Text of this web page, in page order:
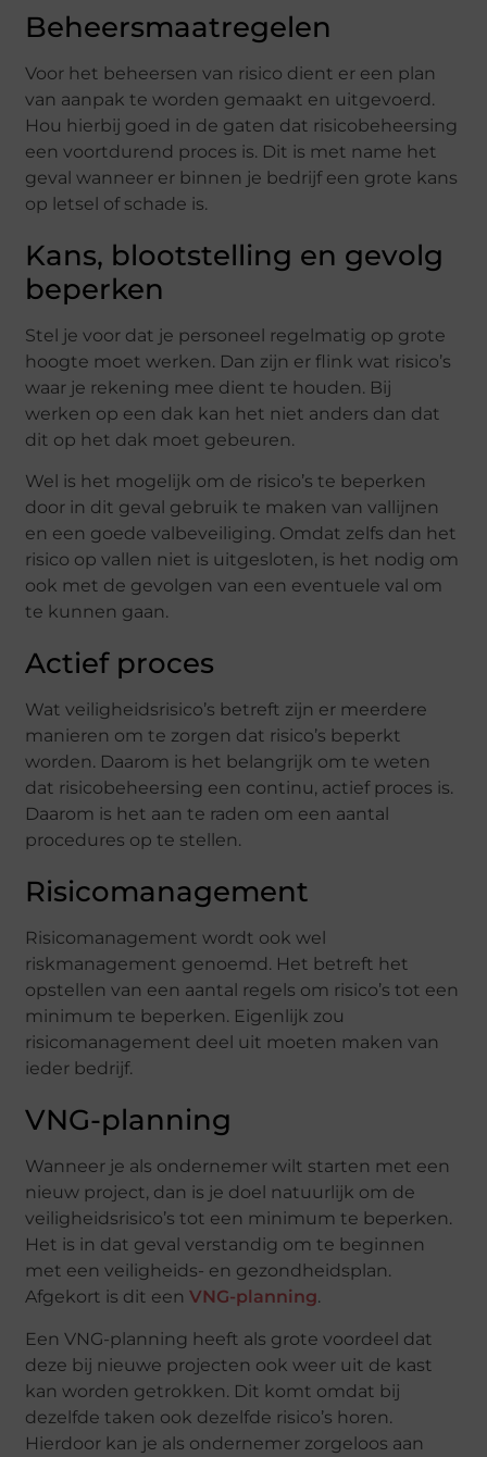
Beheersmaatregelen
Voor het beheersen van risico dient er een plan
van aanpak te worden gemaakt en uitgevoerd.
Hou hierbij goed in de gaten dat risicobeheersing
een voortdurend proces is. Dit is met name het
geval wanneer er binnen je bedrijf een grote kans
op letsel of schade is.
Kans, blootstelling en gevolg
beperken
Stel je voor dat je personeel regelmatig op grote
hoogte moet werken. Dan zijn er flink wat risico’s
waar je rekening mee dient te houden. Bij
werken op een dak kan het niet anders dan dat
dit op het dak moet gebeuren.
Wel is het mogelijk om de risico’s te beperken
door in dit geval gebruik te maken van vallijnen
en een goede valbeveiliging. Omdat zelfs dan het
risico op vallen niet is uitgesloten, is het nodig om
ook met de gevolgen van een eventuele val om
te kunnen gaan.
Actief proces
Wat veiligheidsrisico’s betreft zijn er meerdere
manieren om te zorgen dat risico’s beperkt
worden. Daarom is het belangrijk om te weten
dat risicobeheersing een continu, actief proces is.
Daarom is het aan te raden om een aantal
procedures op te stellen.
Risicomanagement
Risicomanagement wordt ook wel
riskmanagement genoemd. Het betreft het
opstellen van een aantal regels om risico’s tot een
minimum te beperken. Eigenlijk zou
risicomanagement deel uit moeten maken van
ieder bedrijf.
VNG-planning
Wanneer je als ondernemer wilt starten met een
nieuw project, dan is je doel natuurlijk om de
veiligheidsrisico’s tot een minimum te beperken.
Het is in dat geval verstandig om te beginnen
met een veiligheids- en gezondheidsplan.
Afgekort is dit een VNG-planning.
Een VNG-planning heeft als grote voordeel dat
deze bij nieuwe projecten ook weer uit de kast
kan worden getrokken. Dit komt omdat bij
dezelfde taken ook dezelfde risico’s horen.
Hierdoor kan je als ondernemer zorgeloos aan